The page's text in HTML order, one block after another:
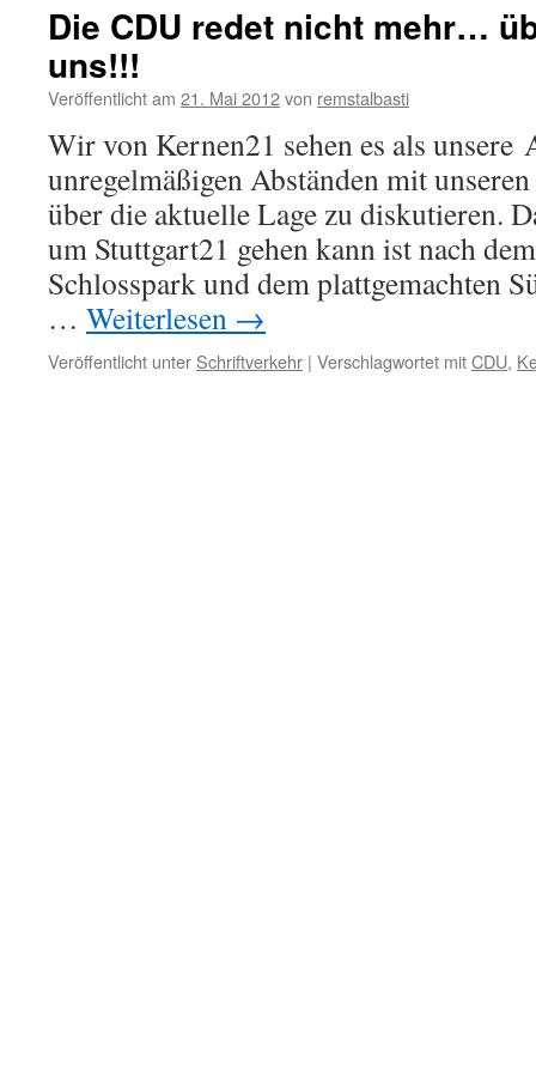
Kritikern.
Hohe
Ausstiegskosten
wurden
Anfang
an
in
Kauf
genommen.
Die CDU redet nicht mehr…
uns!!!
Veröffentlicht am 21. Mai 2012von remstalbasti
Wir von Kernen21 sehen es als unsere
unregelmäßigen Abständen mit
über die aktuelle Lage zu diskutieren.
um Stuttgart21 gehen kann ist nach
Schlosspark und dem plattgemachten
… Weiterlesen →
Veröffentlicht unter Schriftverkehr | Verschlagwortet mitCDU,